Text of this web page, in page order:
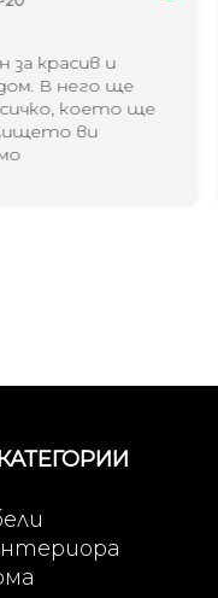
за красив и
В него ще
което ще
ви